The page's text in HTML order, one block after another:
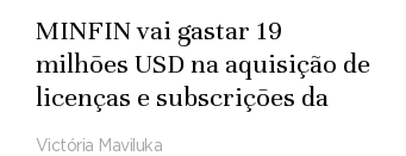
MINFIN vai gastar 19
milhões USD na aquisição de
licenças e subscrições da
Microsoft
Victória Maviluka